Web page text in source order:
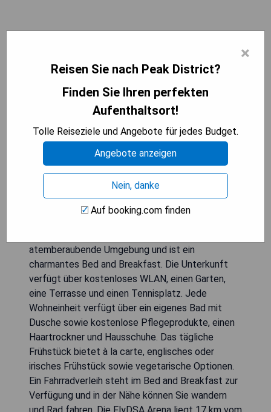
atemberaubende Umgebung und ist ein
charmantes Bed and Breakfast. Die Unterkunft
verfügt über kostenloses WLAN, einen Garten,
eine Terrasse und einen Tennisplatz. Jede
Wohneinheit verfügt über ein eigenes Bad mit
Dusche sowie kostenlose Pflegeprodukte, einen
Haartrockner und Hausschuhe. Das tägliche
Frühstück bietet à la carte, englisches oder
irisches Frühstück sowie vegetarische Optionen.
Ein Fahrradverleih steht im Bed and Breakfast zur
Verfügung und in der Nähe können Sie wandern
×
Reisen Sie nach Peak District?
Finden Sie Ihren perfekten
Aufenthaltsort!
Tolle Reiseziele und Angebote für jedes Budget.
Angebote anzeigen
Nein, danke
Auf booking.com finden